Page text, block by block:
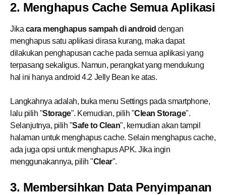
2. Menghapus Cache Semua Aplikasi
Jika cara menghapus sampah di android dengan
menghapus satu aplikasi dirasa kurang, maka dapat
dilakukan penghapusan cache pada semua aplikasi yang
terpasang sekaligus. Namun, perangkat yang mendukung
hal ini hanya android 4.2 Jelly Bean ke atas.
Langkahnya adalah, buka menu Settings pada smartphone,
lalu pilih "Storage". Kemudian, pilih "Clean Storage".
Selanjutnya, pilih "Safe to Clean", kemudian akan tampil
halaman untuk menghapus cache. Selain menghapus cache,
ada juga opsi untuk menghapus APK. Jika ingin
menggunakannya, pilih "Clear".
3. Membersihkan Data Penyimpanan